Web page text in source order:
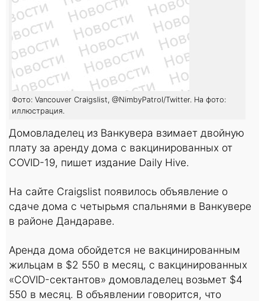
Фото: Vancouver Craigslist, @NimbyPatrol/Twitter. На фото:
иллюстрация.
Домовладелец из Ванкувера взимает двойную
плату за аренду дома с вакцинированных от
COVID-19, пишет издание Daily Hive.
На сайте Craigslist появилось объявление о
сдаче дома с четырьмя спальнями в Ванкувере
в районе Дандараве.
Аренда дома обойдется не вакцинированным
жильцам в $2 550 в месяц, с вакцинированных
«COVID-сектантов» домовладелец возьмет $4
550 в месяц. В объявлении говорится, что